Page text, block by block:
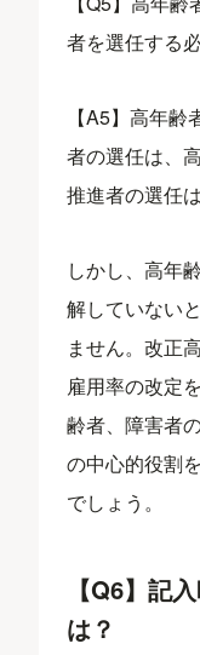
者を選任する
【A5】高年
者の選任は、
推進者の選任
しかし、高年
解していない
ません。改正
雇用率の改定
齢者、障害者
の中心的役割
でしょう。
【Q6】記
は？